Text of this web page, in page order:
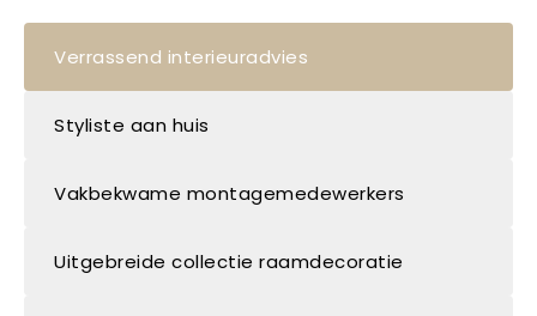
Verrassend interieuradvies
Styliste aan huis
Vakbekwame montagemedewerkers
Uitgebreide collectie raamdecoratie